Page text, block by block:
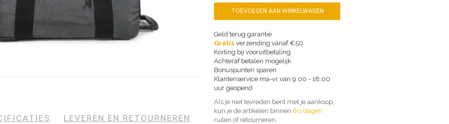
TOEVOEGEN AAN WINKELWAGEN
Geld terug garantie
Gratis verzending vanaf €50
Korting bij vooruitbetaling
Achteraf betalen mogelijk
Bonuspunten sparen
Klantenservice ma-vr van 9.00 - 18.00
uur geopend
Als je niet tevreden bent met je aankoop,
kun je de artikelen binnen 60 dagen
ruilen of retourneren.
LEVEREN EN RETOURNEREN